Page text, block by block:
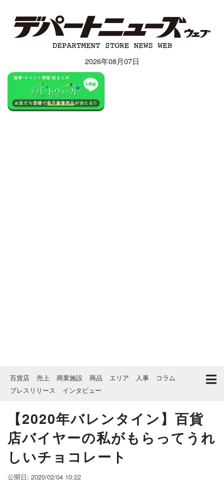
2026年08月07日
百貨店 売上 商業施設 商品 エリア 人事
コラム
プレスリリース
インタビュー
【2020年バレンタイン】百貨
店バイヤーの私がもらってうれ
しいチョコレート
公開日: 2020/02/04 10:22